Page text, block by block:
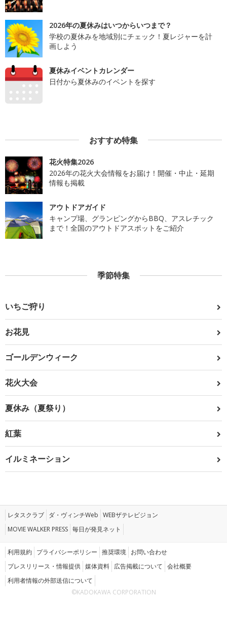
2026年の夏休みはいつからいつまで？
学校の夏休みを地域別にチェック！夏レジャーを計
画しよう
夏休みイベントカレンダー
日付から夏休みのイベントを探す
おすすめ特集
花火特集2026
2026年の花火大会情報をお届け！開催・中止・延期
情報も掲載
アウトドアガイド
キャンプ場、グランピングからBBQ、アスレチック
まで！全国のアウトドアスポットをご紹介
季節特集
いちご狩り
お花見
ゴールデンウィーク
花火大会
夏休み（夏祭り）
紅葉
イルミネーション
レタスクラブ ダ・ヴィンチWeb WEBザテレビジョン
MOVIE WALKER PRESS 毎日が発見ネット
利用規約 プライバシーポリシー 推奨環境 お問い合わせ
プレスリリース・情報提供 媒体資料 広告掲載について 会社概要
利用者情報の外部送信について
©KADOKAWA CORPORATION